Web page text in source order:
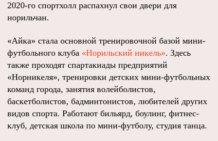
2020-го спортхолл распахнул свои двери для
норильчан.
«Айка» стала основной тренировочной базой мини-
футбольного клуба «Норильский никель». Здесь
также проходят спартакиады предприятий
«Норникеля», тренировки детских мини-футбольных
команд города, занятия волейболистов,
баскетболистов, бадминтонистов, любителей других
видов спорта. Работают бильярд, боулинг, фитнес-
клуб, детская школа по мини-футболу, студия танца.